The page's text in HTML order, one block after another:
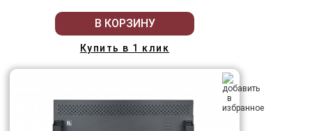
В КОРЗИНУ
Купить в 1 клик